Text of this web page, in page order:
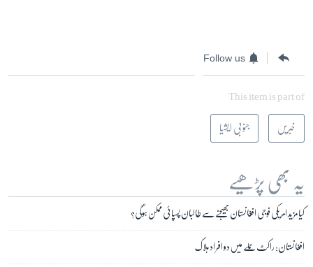
Follow us
This item is part of
خبریں جنوبی ایشیا
یہ بھی پڑھیے
کیا مزید امریکی فوجی افغانستان بھیجنے سے طالبان پسپائی ممکن ہوگی؟
افغانستان: راکٹ حملے میں دو افراد ہلاک